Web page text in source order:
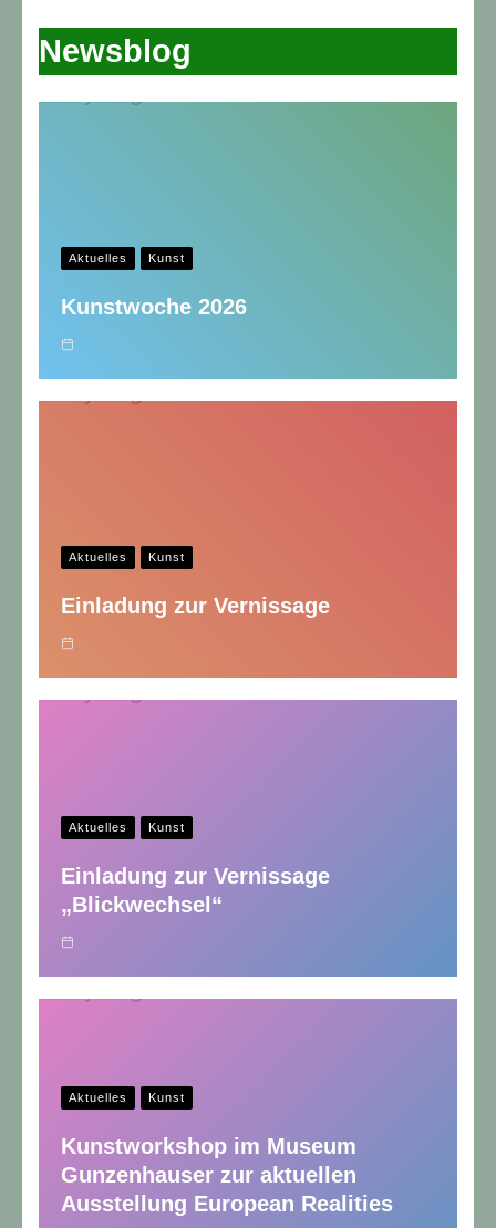
Newsblog
Aktuelles Kunst
Kunstwoche 2026
Aktuelles Kunst
Einladung zur Vernissage
Aktuelles Kunst
Einladung zur Vernissage
„Blickwechsel“
Aktuelles Kunst
Kunstworkshop im Museum
Gunzenhauser zur aktuellen
Ausstellung European Realities